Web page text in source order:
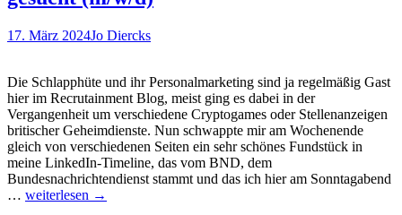
des
Bewerbers…
17. März 2024Jo Diercks
Die Schlapphüte und ihr Personalmarketing sind ja regelmäßig Gast
hier im Recrutainment Blog, meist ging es dabei in der
Vergangenheit um verschiedene Cryptogames oder Stellenanzeigen
britischer Geheimdienste. Nun schwappte mir am Wochenende
gleich von verschiedenen Seiten ein sehr schönes Fundstück in
meine LinkedIn-Timeline, das vom BND, dem
Bundesnachrichtendienst stammt und das ich hier am Sonntagabend
… Fundstück
weiterlesen →